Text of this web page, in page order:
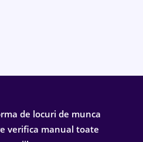
de locuri de munca
verifica manual toate